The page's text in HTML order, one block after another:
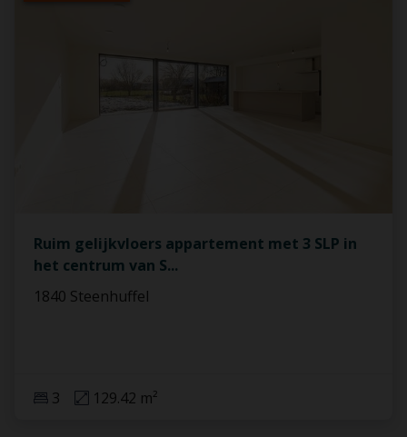
Ruim gelijkvloers appartement met 3 SLP in
het centrum van S...
1840 Steenhuffel
3 129.42 m²